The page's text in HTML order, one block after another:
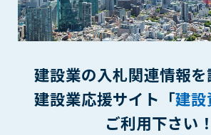
建設業の入札関連情報を
建設業応援サイト「建設
ご利用下さい！
ん。
3. 会員は、IDおよびパスワードの管理不十
第三者（他の会員を含む）の使用等によ
1. 会員は建設資料館WEB上で以下の行為